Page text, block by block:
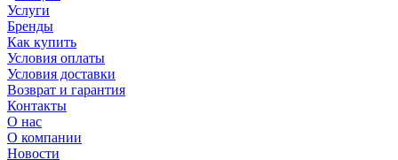
Услуги
Бренды
Как купить
Условия оплаты
Условия доставки
Возврат и гарантия
Контакты
О нас
О компании
Новости